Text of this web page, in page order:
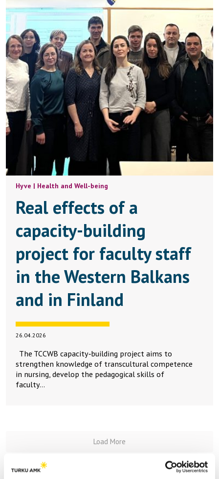
Hyve | Health and Well-being
Real effects of a
capacity-building
project for faculty staff
in the Western Balkans
and in Finland
26.04.2026
The TCCWB capacity‑building project aims to
strengthen knowledge of transcultural competence
in nursing, develop the pedagogical skills of
faculty…
Load More